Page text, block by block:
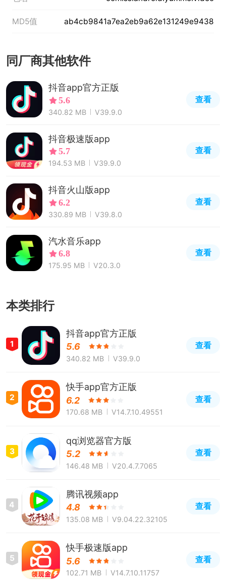
MD5值 ab4cb9841a7ea2eb9a62e131249e9438
同厂商其他软件
抖音app官方正版
5.6
340.82 MB V39.9.0
查看
抖音极速版app
5.7
194.53 MB V39.9.0
查看
抖音火山版app
6.2
330.89 MB V39.8.0
查看
汽水音乐app
6.8
175.95 MB V20.3.0
查看
本类排行
1
抖音app官方正版
5.6
340.82 MB V39.9.0
查看
2
快手app官方正版
6.2
170.68 MB V14.7.10.49551
查看
3
qq浏览器官方版
5.2
146.48 MB V20.4.7.7065
查看
4
腾讯视频app
4.8
135.08 MB V9.04.22.32105
查看
5
快手极速版app
5.6
102.71 MB V14.7.10.11757
查看